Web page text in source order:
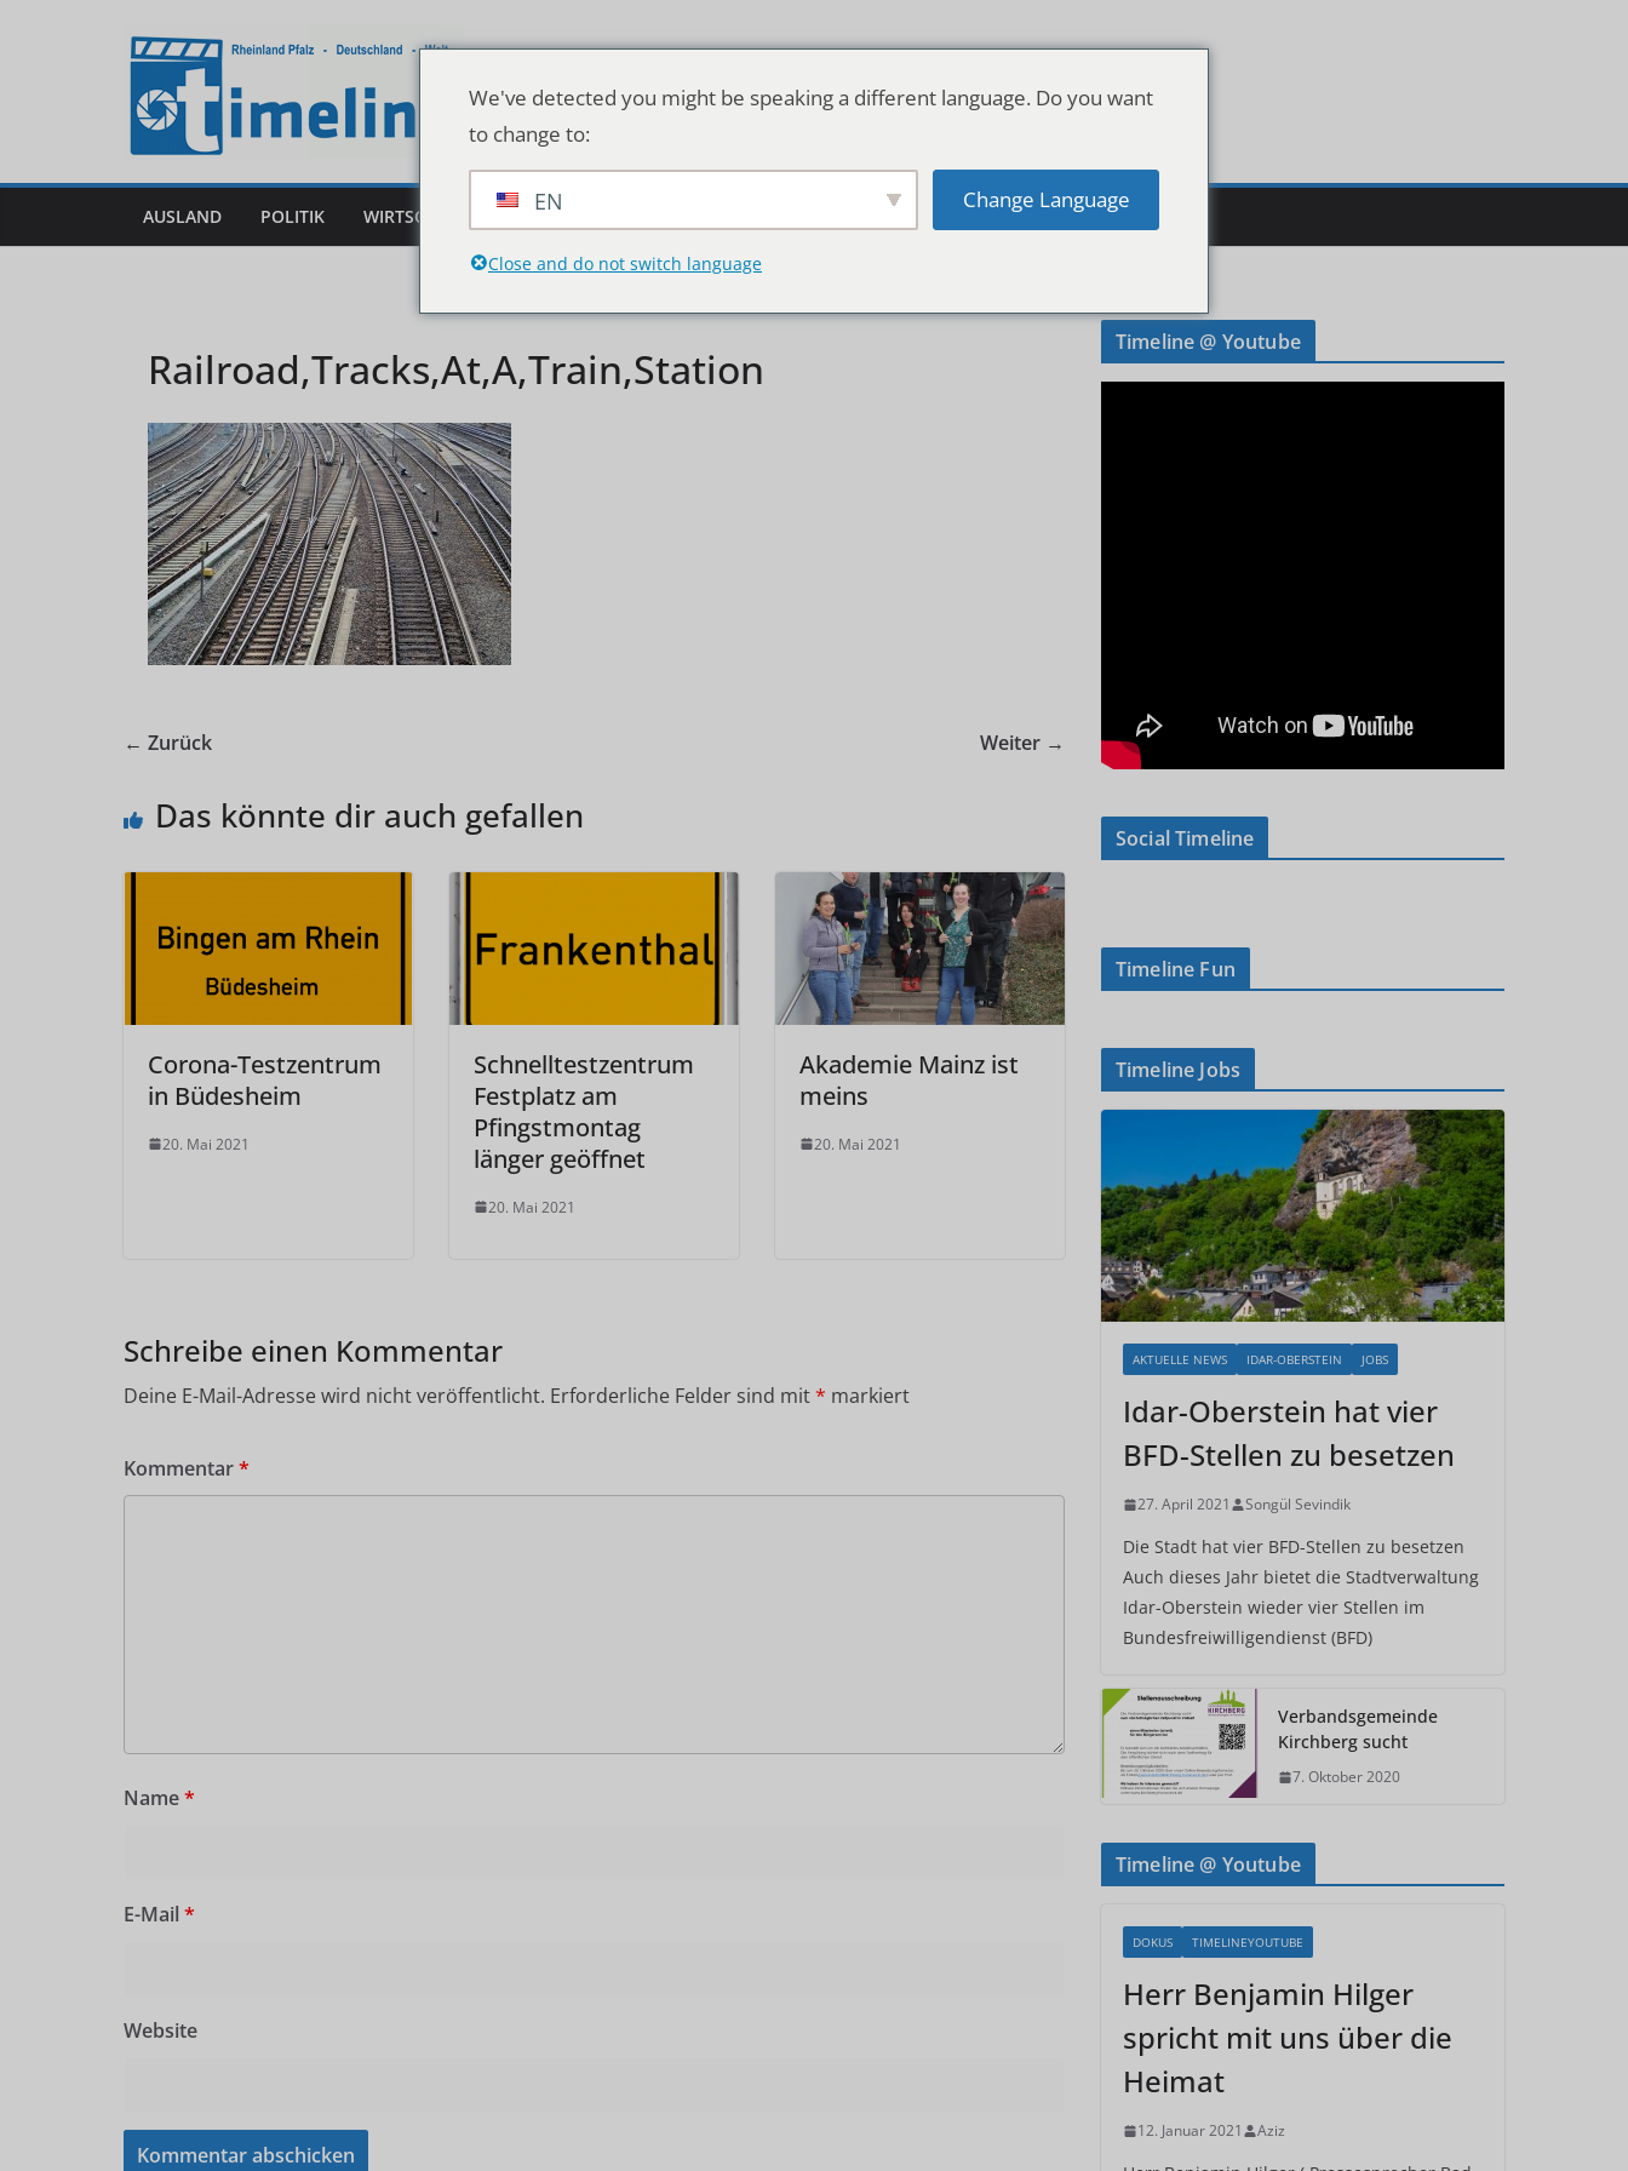
AUSLAND POLITIK WIRTSCHAFT DEUTSCHLAND & WELT
Railroad,Tracks,At,A,Train,Station
← Zurück Weiter →
Das könnte dir auch gefallen
Corona-Testzentrum
in Büdesheim
20. Mai 2021
Schnelltestzentrum
Festplatz am
Pfingstmontag
länger geöffnet
20. Mai 2021
Akademie Mainz ist
meins
20. Mai 2021
Schreibe einen Kommentar
Deine E-Mail-Adresse wird nicht veröffentlicht. Erforderliche Felder sind mit* markiert
Kommentar*
Name*
E-Mail *
Website
Timeline @ Youtube
Social Timeline
Timeline Fun
Timeline Jobs
AKTUELLE NEWS IDAR-OBERSTEIN JOBS
Idar-Oberstein hat vier
BFD-Stellen zu besetzen
27. April 2021 Songül Sevindik
Die Stadt hat vier BFD-Stellen zu besetzen
Auch dieses Jahr bietet die Stadtverwaltung
Idar-Oberstein wieder vier Stellen im
Bundesfreiwilligendienst (BFD)
Verbandsgemeinde
Kirchberg sucht
7. Oktober 2020
Timeline @ Youtube
DOKUS TIMELINEYOUTUBE
Herr Benjamin Hilger
spricht mit uns über die
Heimat
12. Januar 2021 Aziz
We've detected you might be speaking a different language. Do you want
to change to:
EN Change Language
Close and do not switch language